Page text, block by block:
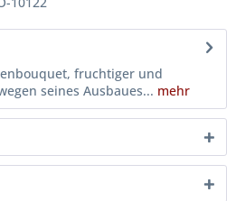
fruchtiger und
seines Ausbaues... mehr